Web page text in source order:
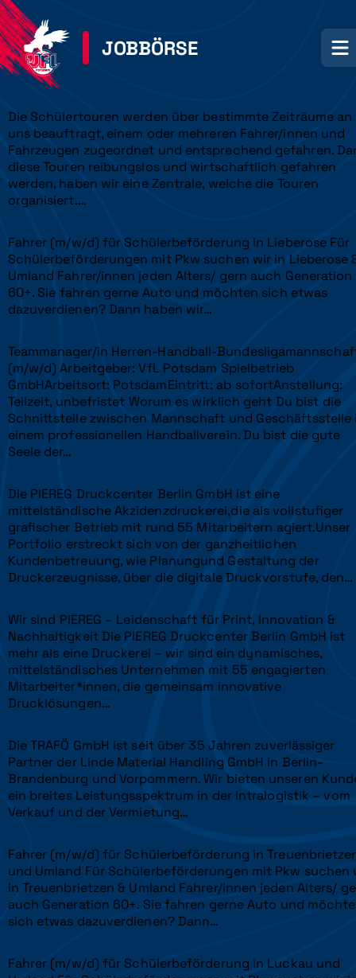
JOBBÖRSE
Die Schülertouren werden über bestimmte Zeiträume an
uns beauftragt, einem oder mehreren Fahrer/innen und
Fahrzeugen zugeordnet und entsprechend gefahren.
diese Touren reibungslos und wirtschaftlich gefahren
werden, haben wir eine Zentrale, welche die Touren
organisiert.…
Fahrer (m/w/d) für Schülerbeförderung in Lieberose Für
Schülerbeförderungen mit Pkw suchen wir in Lieberose
Umland Fahrer/innen jeden Alters/ gern auch Generation
60+. Sie fahren gerne Auto und möchten sich etwas
dazuverdienen? Dann haben wir…
Teammanager/in Herren-Handball-
(m/w/d) Arbeitgeber: VfL Potsdam Spielbetrieb
GmbHArbeitsort: PotsdamEintritt: ab sofortAnstellung:
Teilzeit, unbefristet Worum es wirklich geht Du bist die
Schnittstelle zwischen Mannschaft und Geschäftsstelle
einem professionellen Handballverein. Du bist die gute
Seele der…
Die PIEREG Druckcenter Berlin GmbH ist eine
mittelständische Akzidenzdruckerei,die als vollstufiger
grafischer Betrieb mit rund 55 Mitarbeitern agiert.Unser
Portfolio erstreckt sich von der ganzheitlichen
Kundenbetreuung, wie Planungund Gestaltung der
Druckerzeugnisse, über die digitale Druckvorstufe, den…
Wir sind PIEREG – Leidenschaft für Print, Innovation &
Nachhaltigkeit Die PIEREG Druckcenter Berlin GmbH ist
mehr als eine Druckerei – wir sind ein dynamisches,
mittelständisches Unternehmen mit 55 engagierten
Mitarbeiter*innen, die gemeinsam innovative
Drucklösungen…
Die TRAFÖ GmbH ist seit über 35 Jahren zuverlässiger
Partner der Linde Material Handling GmbH in Berlin-
Brandenburg und Vorpommern. Wir bieten unseren
ein breites Leistungsspektrum in der Intralogistik – vom
Verkauf und der Vermietung…
Fahrer (m/w/d) für Schülerbeförderung in
und Umland Für Schülerbeförderungen mit Pkw suchen
in Treuenbrietzen & Umland Fahrer/innen jeden Alters/
auch Generation 60+. Sie fahren gerne Auto und
sich etwas dazuverdienen? Dann…
Fahrer (m/w/d) für Schülerbeförderung in Luckau und